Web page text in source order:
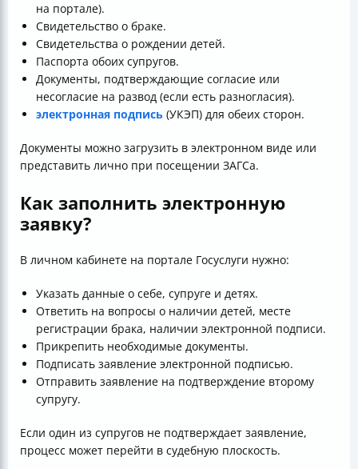
на портале).
Свидетельство о браке.
Свидетельства о рождении детей.
Паспорта обоих супругов.
Документы, подтверждающие согласие или
несогласие на развод (если есть разногласия).
электронная подпись (УКЭП) для обеих сторон.
Документы можно загрузить в электронном виде или
представить лично при посещении ЗАГСа.
Как заполнить электронную
заявку?
В личном кабинете на портале Госуслуги нужно:
Указать данные о себе, супруге и детях.
Ответить на вопросы о наличии детей, месте
регистрации брака, наличии электронной подписи.
Прикрепить необходимые документы.
Подписать заявление электронной подписью.
Отправить заявление на подтверждение второму
супругу.
Если один из супругов не подтверждает заявление,
процесс может перейти в судебную плоскость.